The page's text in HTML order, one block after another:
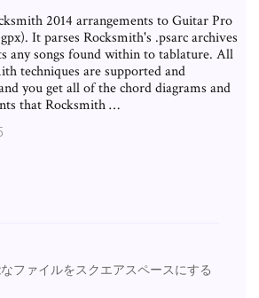
2014 arrangements to Guitar Pro
It parses Rocksmith's .psarc archives
any songs found within to tablature. All
techniques are supported and
you get all of the chord diagrams and
that Rocksmith …
ファイルをスクエアスペースにする